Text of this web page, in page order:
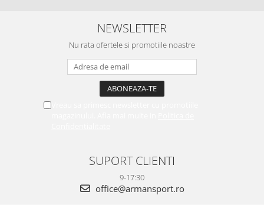
NEWSLETTER
Nu rata ofertele si promotiile noastre
SUPORT CLIENTI
9-17:30
office@armansport.ro